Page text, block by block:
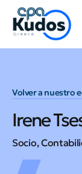
Volver a nuestro
Irene
Socio,